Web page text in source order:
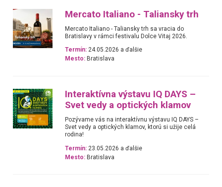
Mercato Italiano - Taliansky trh
Mercato Italiano - Taliansky trh sa vracia do
Bratislavy v rámci festivalu Dolce Vitaj 2026.
Termín: 24.05.2026 a ďalšie
Mesto: Bratislava
Interaktívna výstavu IQ DAYS –
Svet vedy a optických klamov
Pozývame vás na interaktívnu výstavu IQ DAYS –
Svet vedy a optických klamov, ktorú si užije celá
rodina!
Termín: 23.05.2026 a ďalšie
Mesto: Bratislava